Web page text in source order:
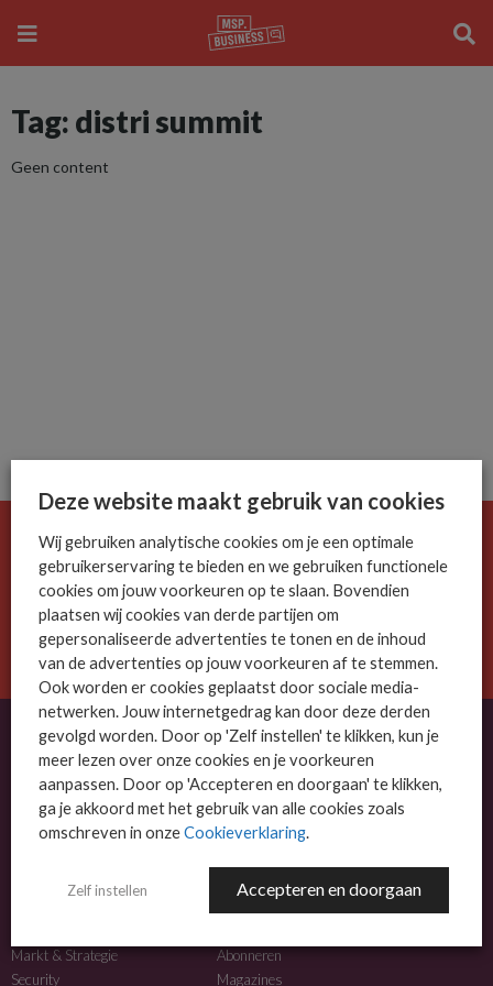
Tag: distri summit
Geen content
De ICT-wereld is snel. Mis niets.
Meld je nu aan voor de MSP Business nieuwsbrief.
AANMELDEN
OVER MSP BUSINESS
MSP Business is het kennisplatform voor IT-dienstverleners met MKB-focus.
NIEUWS
Markt & Strategie
Security
MEER INFO
Abonneren
Magazines
Deze website maakt gebruik van cookies
Wij gebruiken analytische cookies om je een optimale
gebruikerservaring te bieden en we gebruiken functionele
cookies om jouw voorkeuren op te slaan. Bovendien
plaatsen wij cookies van derde partijen om
gepersonaliseerde advertenties te tonen en de inhoud
van de advertenties op jouw voorkeuren af te stemmen.
Ook worden er cookies geplaatst door sociale media-
netwerken. Jouw internetgedrag kan door deze derden
gevolgd worden. Door op 'Zelf instellen' te klikken, kun je
meer lezen over onze cookies en je voorkeuren
aanpassen. Door op 'Accepteren en doorgaan' te klikken,
ga je akkoord met het gebruik van alle cookies zoals
omschreven in onzeCookieverklaring.
Zelf instellen Accepteren en doorgaan